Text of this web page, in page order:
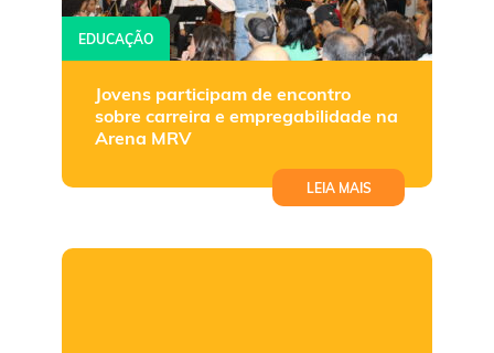
EDUCAÇÃO
Jovens participam de encontro
sobre carreira e empregabilidade na
Arena MRV
LEIA MAIS